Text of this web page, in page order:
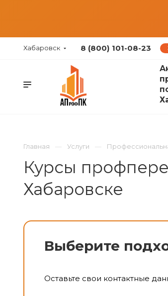
Хабаровск 8 (800) 101-08-23
Главная Услуги
Курсы
Хабаровске
Выберите
Оставьте свои контактные